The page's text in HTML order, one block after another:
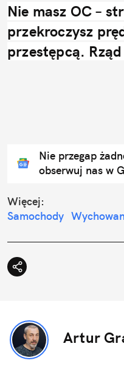
Nie masz OC –
przekroczysz
przestępcą.
Nie przegap
obserwuj nas w
Więcej:
Samochody
Artur